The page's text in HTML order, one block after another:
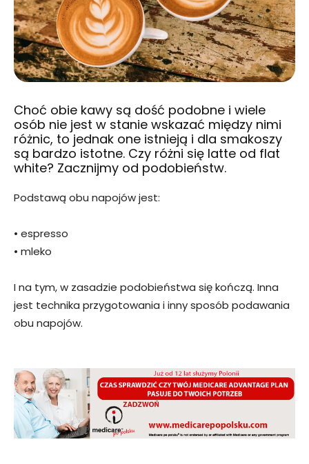
Choć obie kawy są dość podobne i wiele
osób nie jest w stanie wskazać między nimi
różnic, to jednak one istnieją i dla smakoszy
są bardzo istotne. Czy różni się latte od flat
white? Zacznijmy od podobieństw.
Podstawą obu napojów jest:
• espresso
• mleko
I na tym, w zasadzie podobieństwa się kończą. Inna
jest technika przygotowania i inny sposób podawania
obu napojów.